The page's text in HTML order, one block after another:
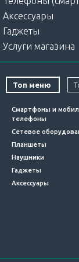
сельская
вообще);
необходим);
наличие в
конкретном
роутер для
путешествии.
Купить Wi-Fi
– очевидное
практики
работа,
Аксессуары
Гаджеты
Услуги магазина
Топ меню
Смартфоны и
телефоны
Сетевое
Планшеты
Наушники
Гаджеты
Аксессуары